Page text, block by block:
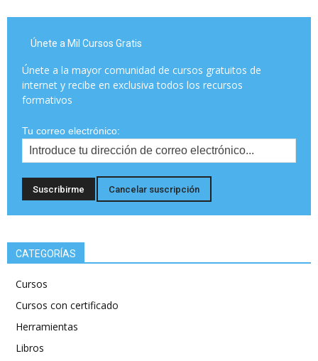
Únete a Mil Cursos Gratis
Únete a la mayor comunidad de cursos gratuitos de
internet y recibe en exclusiva todos los recursos
formativos
Tu correo electrónico:
CATEGORÍAS
Cursos
Cursos con certificado
Herramientas
Libros